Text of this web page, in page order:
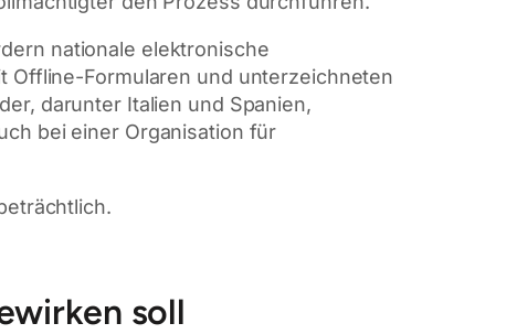
nationale elektronische
Offline-Formularen und unterzeichneten
darunter Italien und Spanien,
bei einer Organisation für
soll